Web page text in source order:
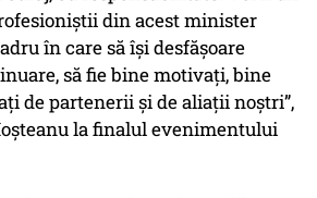
din acest minister
în care să îşi desfăşoare
să fie bine motivaţi, bine
de partenerii şi de aliaţii noştri”,
la finalul evenimentului